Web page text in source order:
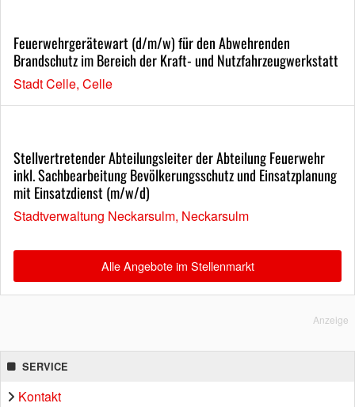
Feuerwehrgerätewart (d/m/w) für den Abwehrenden
Brandschutz im Bereich der Kraft- und Nutzfahrzeugwerkstatt
Stadt Celle, Celle
Stellvertretender Abteilungsleiter der Abteilung Feuerwehr
inkl. Sachbearbeitung Bevölkerungsschutz und Einsatzplanung
mit Einsatzdienst (m/w/d)
Stadtverwaltung Neckarsulm, Neckarsulm
Alle Angebote im Stellenmarkt
Anzeige
SERVICE
Kontakt